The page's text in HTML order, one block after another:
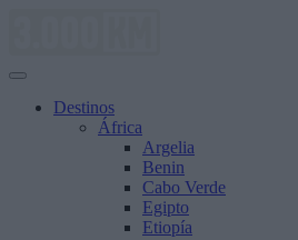
Destinos
África
Argelia
Benin
Cabo Verde
Egipto
Etiopía